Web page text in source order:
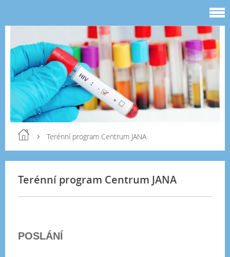
Terénní program Centrum JANA
Terénní program Centrum JANA
POSLÁNÍ